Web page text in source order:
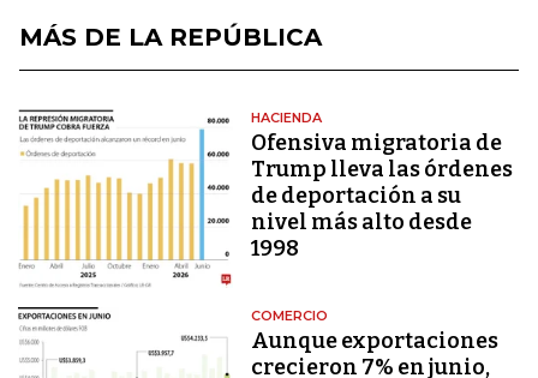
MÁS DE LA REPÚBLICA
HACIENDA
Ofensiva migratoria de
Trump lleva las órdenes
de deportación a su
nivel más alto desde
1998
COMERCIO
Aunque exportaciones
crecieron 7% en junio,